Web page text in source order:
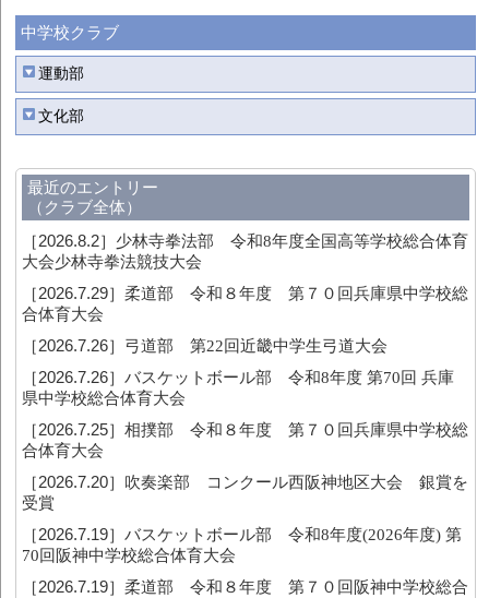
中学校クラブ
運動部
文化部
最近のエントリー
（クラブ全体）
［2026.8.2］ 少林寺拳法部 令和8年度全国高等学校総合体育
大会少林寺拳法競技大会
［2026.7.29］柔道部 令和８年度 第７０回兵庫県中学校総
合体育大会
［2026.7.26］ 弓道部 第22回近畿中学生弓道大会
［2026.7.26］バスケットボール部 令和8年度 第70回 兵庫
県中学校総合体育大会
［2026.7.25］相撲部 令和８年度 第７０回兵庫県中学校総
合体育大会
［2026.7.20］ 吹奏楽部 コンクール西阪神地区大会 銀賞を
受賞
［2026.7.19］バスケットボール部 令和8年度(2026年度) 第
70回阪神中学校総合体育大会
［2026.7.19］柔道部 令和８年度 第７０回阪神中学校総合